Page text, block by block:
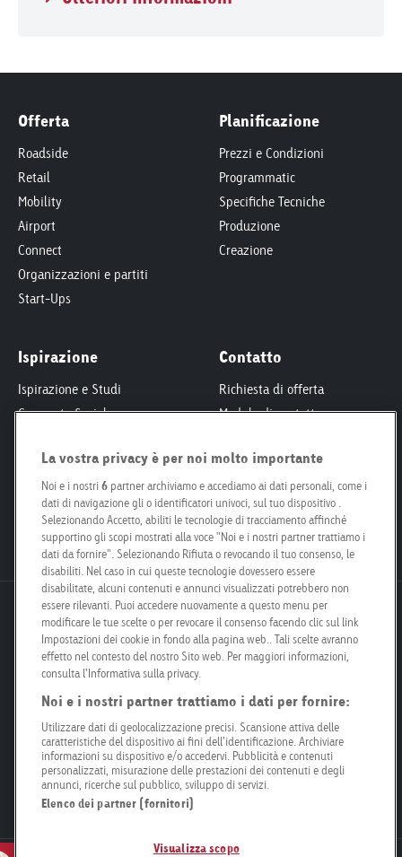
Offerta
Roadside
Retail
Mobility
Airport
Connect
Organizzazioni e partiti
Start-Ups
Planificazione
Prezzi e Condizioni
Programmatic
Specifiche Tecniche
Produzione
Creazione
Ispirazione
Ispirazione e Studi
Corporate Social
Smart City
Engagement
Poster Safari
Contatto
Richiesta di offerta
Modulo di contatto
Per proprietari fondiari
Le nostre filiali
Kit per i media
Posizioni aperte
Goldbach Neo OOH AG
Bösch 67
6331 Hünenberg
info@goldbachneo.com
+41 58 455 50 00
Directions
La vostra privacy è per noi molto importante
Noi e i nostri6 partner archiviamo e accediamo ai dati personali, come i
dati di navigazione gli o identificatori univoci, sul tuo dispositivo .
Selezionando Accetto, abiliti le tecnologie di tracciamento affinché
supportino gli scopi mostrati alla voce "Noi e i nostri partner trattiamo i
dati da fornire". Selezionando Rifiuta o revocando il tuo consenso, le
disabiliti. Nel caso in cui queste tecnologie dovessero essere
disabilitate, alcuni contenuti e annunci visualizzati potrebbero non
essere rilevanti. Puoi accedere nuovamente a questo menu per
modificare le tue scelte o per revocare il consenso facendo clic sul link
Impostazioni dei cookie in fondo alla pagina web.. Tali scelte avranno
effetto nel contesto del nostro Sito web. Per maggiori informazioni,
consulta l'Informativa sulla privacy.
Noi e i nostri partner trattiamo i dati per fornire:
Utilizzare dati di geolocalizzazione precisi. Scansione attiva delle
caratteristiche del dispositivo ai fini dell’identificazione. Archiviare
informazioni su dispositivo e/o accedervi. Pubblicità e contenuti
personalizzati, misurazione delle prestazioni dei contenuti e degli
annunci, ricerche sul pubblico, sviluppo di servizi.
Elenco dei partner (fornitori)
Visualizza scopo